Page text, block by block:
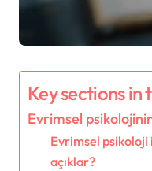
Key sections in
Evrimsel
Evrimsel psikoloji
açıklar?